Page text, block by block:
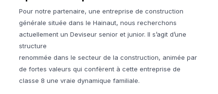
Pour notre partenaire, une entreprise de construction
générale située dans le Hainaut, nous recherchons
actuellement un Deviseur senior et junior. Il s’agit d’une
structure
renommée dans le secteur de la construction, animée par
de fortes valeurs qui confèrent à cette entreprise de
classe 8 une vraie dynamique familiale.